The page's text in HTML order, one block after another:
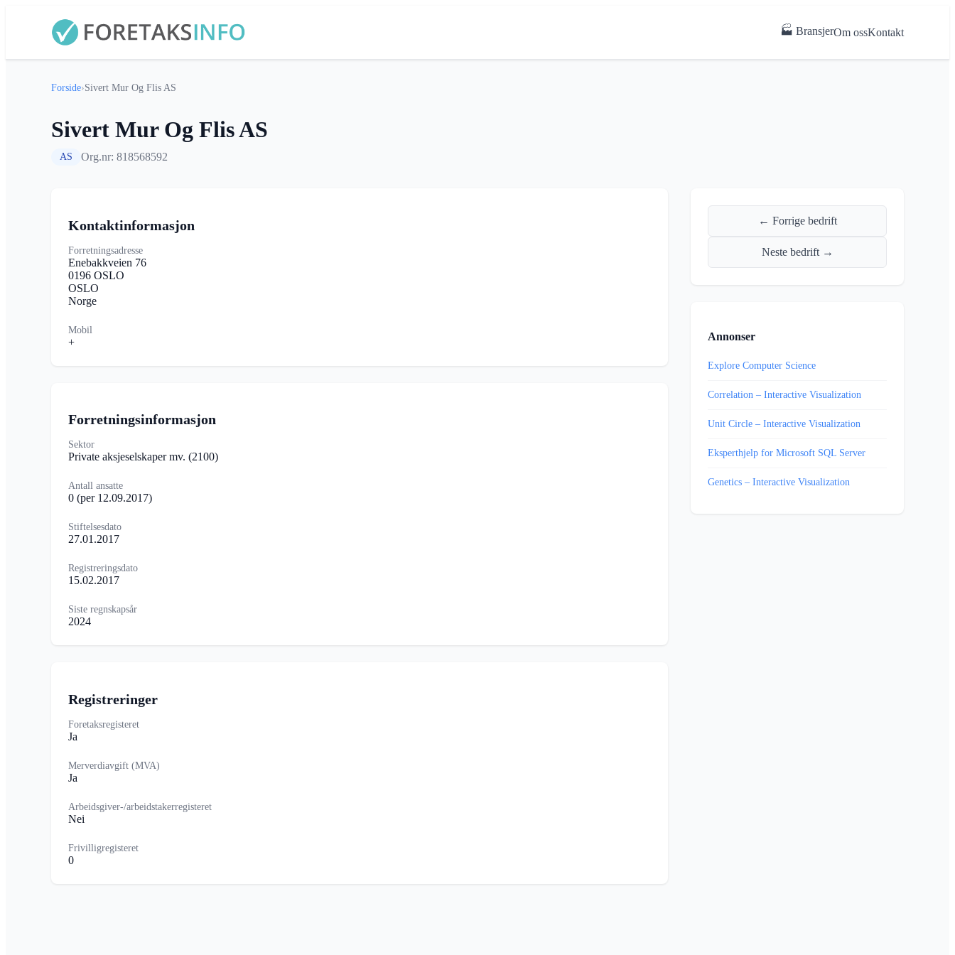
🏭 BransjerOm ossKontakt
Forside›Sivert Mur Og Flis AS
Sivert Mur Og Flis AS
AS Org.nr: 818568592
Kontaktinformasjon
Forretningsadresse
Enebakkveien 76
0196 OSLO
OSLO
Norge
Mobil
+
Forretningsinformasjon
Sektor
Private aksjeselskaper mv. (2100)
Antall ansatte
0 (per 12.09.2017)
Stiftelsesdato
27.01.2017
Registreringsdato
15.02.2017
Siste regnskapsår
2024
Registreringer
Foretaksregisteret
Ja
Merverdiavgift (MVA)
Ja
Arbeidsgiver-/arbeidstakerregisteret
Nei
Frivilligregisteret
0
← Forrige bedrift
Neste bedrift →
Annonser
Explore Computer Science
Correlation – Interactive Visualization
Unit Circle – Interactive Visualization
Eksperthjelp for Microsoft SQL Server
Genetics – Interactive Visualization